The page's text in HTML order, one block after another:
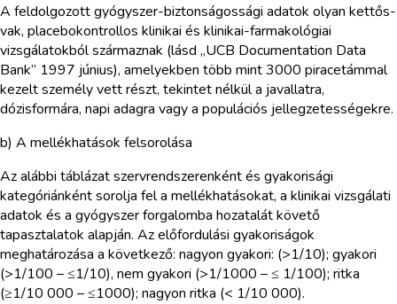
A feldolgozott gyógyszer-biztonságossági adatok olyan kettős-
vak, placebokontrollos klinikai és klinikai-farmakológiai
vizsgálatokból származnak (lásd „UCB Documentation Data
Bank” 1997 június), amelyekben több mint 3000 piracetámmal
kezelt személy vett részt, tekintet nélkül a javallatra,
dózisformára, napi adagra vagy a populációs jellegzetességekre.
b) A mellékhatások felsorolása
Az alábbi táblázat szervrendszerenként és gyakorisági
kategóriánként sorolja fel a mellékhatásokat, a klinikai vizsgálati
adatok és a gyógyszer forgalomba hozatalát követő
tapasztalatok alapján. Az előfordulási gyakoriságok
meghatározása a következő: nagyon gyakori: (>1/10); gyakori
(>1/100 – ≤1/10), nem gyakori (>1/1000 – ≤ 1/100); ritka
(≥1/10 000 – ≤1000); nagyon ritka (< 1/10 000).